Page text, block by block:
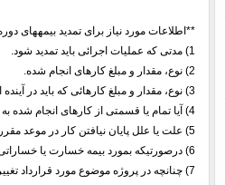
**اطلاعات مورد نیاز برای تمدید بیمههای
1) مدتی که عملیات اجرائی باید تمدید شود.
2) نوع، مقدار و مبلغ کارهای انجام شده.
3) نوع، مقدار و مبلغ کارهائی که باید در آینده انجام شود.
4) آیا تمام یا قسمتی از کارهای انجام شده به کارفرما تحویل داده شده است،درصورت پاسخ مثبت لطفاً موارد تحویل داده شده را مشخص فرمائید.
5) علت یا علل پایان نیافتن کار در موعد مقرر چه میباشد.
6) درصورتیکه بمورد بیمه خسارت یا خساراتی وارد آمده لطفاً تاریخ، چگونگی ومیزان آنرا تعیین نمائید
7) چنانچه در پروژه موضوع مورد قرارداد تغییراتی داده شده یا افزایش سرمایه پیدا نموده است، لطفاً این تغییرات را شرح دهید.